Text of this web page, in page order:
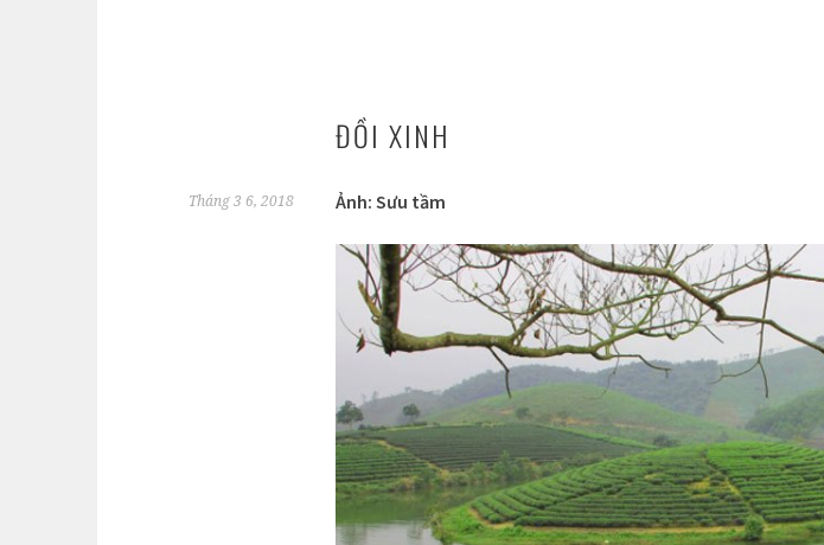
ĐỒI XINH
Tháng 3 6, 2018 Ảnh: Sưu tầm